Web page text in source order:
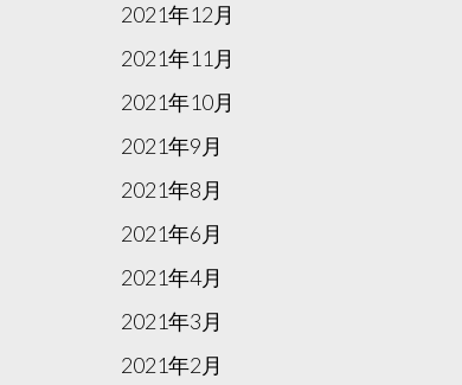
2021年12月
2021年11月
2021年10月
2021年9月
2021年8月
2021年6月
2021年4月
2021年3月
2021年2月